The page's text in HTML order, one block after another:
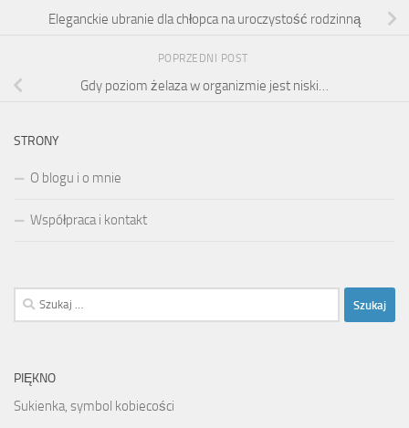
Eleganckie ubranie dla chłopca na uroczystość rodzinną
POPRZEDNI POST
Gdy poziom żelaza w organizmie jest niski…
STRONY
O blogu i o mnie
Współpraca i kontakt
Szukaj:
PIĘKNO
Sukienka, symbol kobiecości